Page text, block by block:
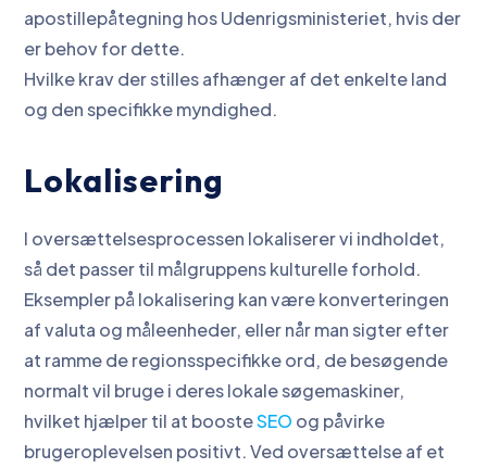
apostillepåtegning hos Udenrigsministeriet, hvis der
er behov for dette.
Hvilke krav der stilles afhænger af det enkelte land
og den specifikke myndighed.
Lokalisering
I oversættelsesprocessen lokaliserer vi indholdet,
så det passer til målgruppens kulturelle forhold.
Eksempler på lokalisering kan være konverteringen
af valuta og måleenheder, eller når man sigter efter
at ramme de regionsspecifikke ord, de besøgende
normalt vil bruge i deres lokale søgemaskiner,
hvilket hjælper til at boosteSEO og påvirke
brugeroplevelsen positivt. Ved oversættelse af et